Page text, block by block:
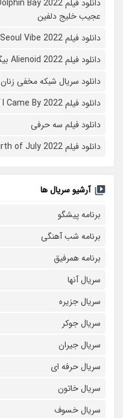
عجیب خلیج دلفین
دانلود فیلم Seoul Vibe 2022 حال و هوای سئول
دانلود فیلم Alienoid 2022 بیگانه
دانلود سریال شبکه مخفی زنان
دانلود فیلم I Came By 2022 آمدم
دانلود فیلم سه حرفی
دانلود فیلم Fourth of July 2022 چهارم جولای
آرشیو سریال ها
برنامه پیشگو
برنامه شب آهنگی
برنامه همرفیق
سریال آنها
سریال جزیره
سریال جوکر
سریال جیران
سریال حرفه ای
سریال خاتون
سریال خسوف